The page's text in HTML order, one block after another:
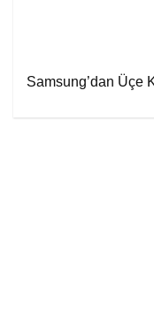
Samsung’dan Üçe